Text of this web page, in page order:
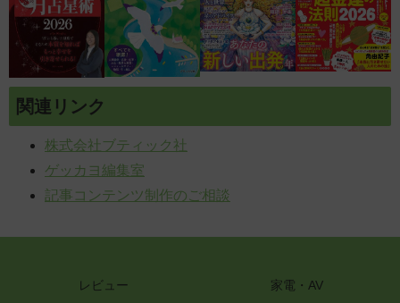
関連リンク
株式会社ブティック社
ゲッカヨ編集室
記事コンテンツ制作のご相談
レビュー
家電・AV